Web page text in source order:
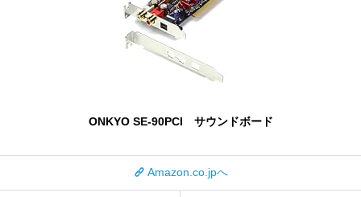
ONKYO SE-90PCI サウンドボード
Amazon.co.jpへ